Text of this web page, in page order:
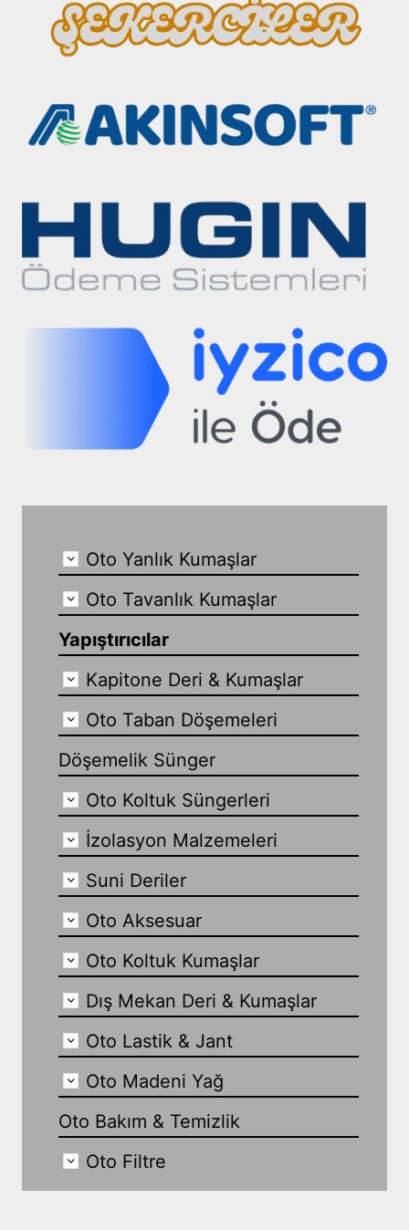
Oto Yanlık Kumaşlar
Oto Tavanlık Kumaşlar
Yapıştırıcılar
Kapitone Deri & Kumaşlar
Oto Taban Döşemeleri
Döşemelik Sünger
Oto Koltuk Süngerleri
İzolasyon Malzemeleri
Suni Deriler
Oto Aksesuar
Oto Koltuk Kumaşlar
Dış Mekan Deri & Kumaşlar
Oto Lastik & Jant
Oto Madeni Yağ
Oto Bakım & Temizlik
Oto Filtre